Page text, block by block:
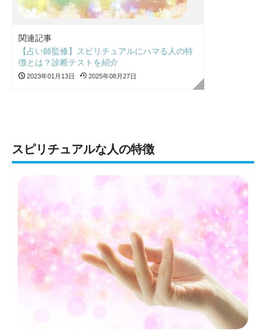
関連記事
【占い師監修】スピリチュアルにハマる人の特
徴とは？診断テストを紹介
2023年01月13日 2025年08月27日
スピリチュアルな人の特徴